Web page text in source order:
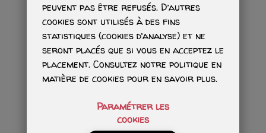
peuvent pas être refusés. D’autres
cookies sont utilisés à des fins
statistiques (cookies d’analyse) et ne
seront placés que si vous en acceptez le
placement. Consultez notre politique en
matière de cookies pour en savoir plus.
Paramétrer les
cookies